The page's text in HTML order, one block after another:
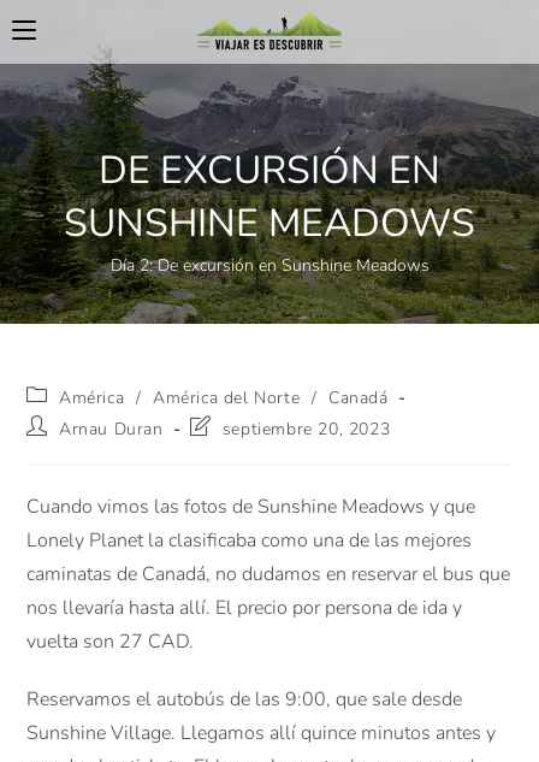
DE EXCURSIÓN EN
SUNSHINE MEADOWS
Día 2: De excursión en Sunshine Meadows
América / América del Norte / Canadá
Arnau Duran
septiembre 20, 2023
Cuando vimos las fotos de Sunshine Meadows y que
Lonely Planet la clasificaba como una de las mejores
caminatas de Canadá, no dudamos en reservar el bus que
nos llevaría hasta allí. El precio por persona de ida y
vuelta son 27 CAD.
Reservamos el autobús de las 9:00, que sale desde
Sunshine Village. Llegamos allí quince minutos antes y